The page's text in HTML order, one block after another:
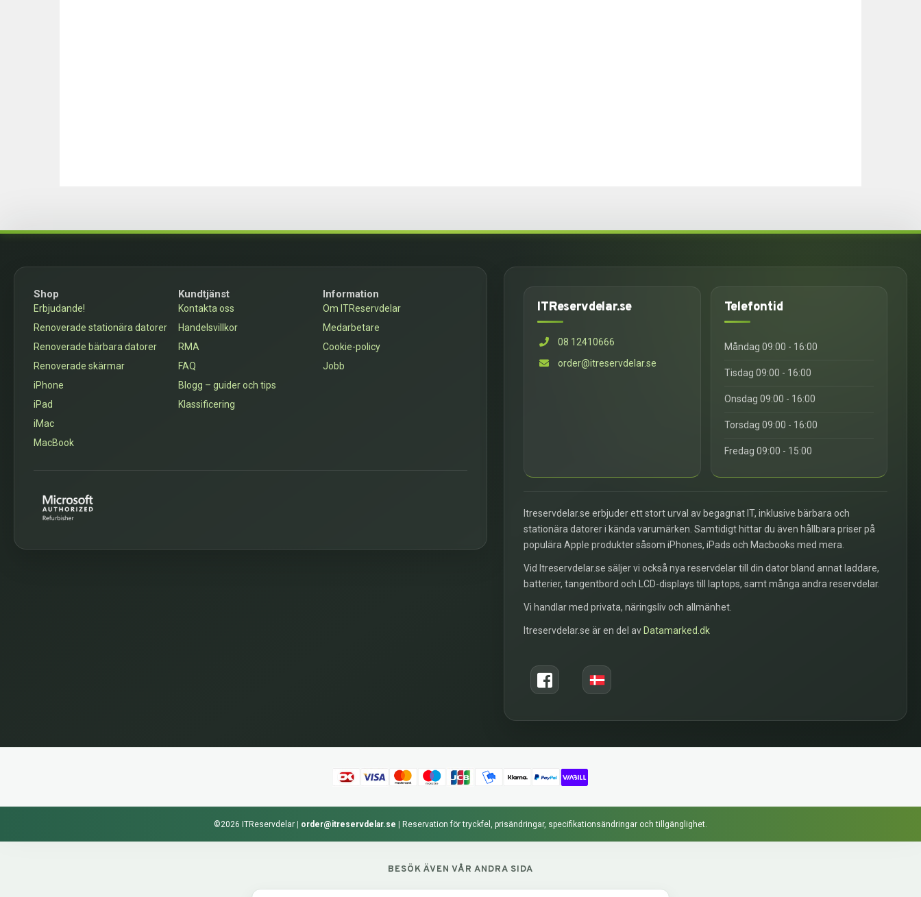
Shop
Erbjudande!
Renoverade stationära datorer
Renoverade bärbara datorer
Renoverade skärmar
iPhone
iPad
iMac
MacBook
Kundtjänst
Kontakta oss
Handelsvillkor
RMA
FAQ
Blogg – guider och tips
Klassificering
Information
Om ITReservdelar
Medarbetare
Cookie-policy
Jobb
ITReservdelar.se
08 12410666
order@itreservdelar.se
Telefontid
Måndag 09:00 - 16:00
Tisdag 09:00 - 16:00
Onsdag 09:00 - 16:00
Torsdag 09:00 - 16:00
Fredag 09:00 - 15:00
Itreservdelar.se erbjuder ett stort urval av begagnat IT, inklusive bärbara och
stationära datorer i kända varumärken. Samtidigt hittar du även hållbara priser på
populära Apple produkter såsom iPhones, iPads och Macbooks med mera.
Vid Itreservdelar.se säljer vi också nya reservdelar till din dator bland annat laddare,
batterier, tangentbord och LCD-displays till laptops, samt många andra reservdelar.
Vi handlar med privata, näringsliv och allmänhet.
Itreservdelar.se är en del av Datamarked.dk
©2026 ITReservdelar order@itreservdelar.se Reservation för tryckfel, prisändringar, specifikationsändringar och tillgänglighet.
BESÖK ÄVEN VÅR ANDRA SIDA